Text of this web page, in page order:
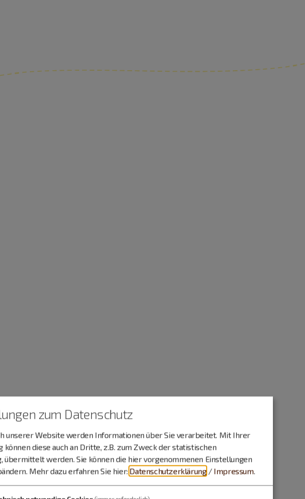
zum Datenschutz
unserer Website werden Informationen über Sie verarbeitet. Mit Ihrer
können diese auch an Dritte, z.B. zum Zweck der statistischen
übermittelt werden. Sie können die hier vorgenommenen Einstellungen
Mehr dazu erfahren Sie hier: Datenschutzerklärung / Impressum.